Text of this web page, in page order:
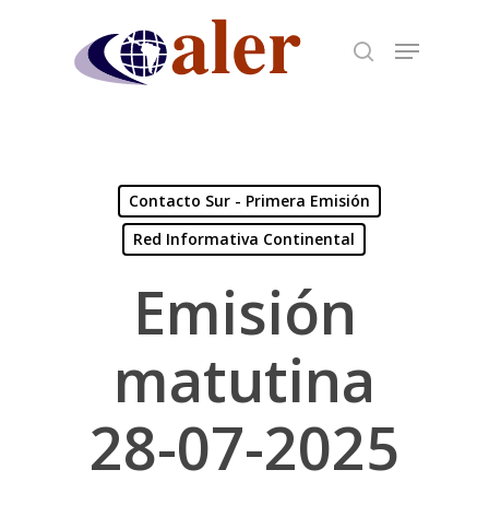
Contacto Sur - Primera Emisión
Red Informativa Continental
Emisión
matutina
28-07-2025